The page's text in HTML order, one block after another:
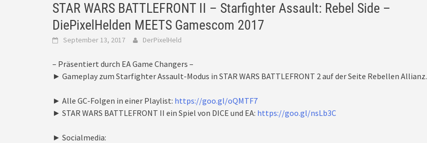
STAR WARS BATTLEFRONT II – Starfighter Assault: Rebel Side –
DiePixelHelden MEETS Gamescom 2017
September 13, 2017 DerPixelHeld
– Präsentiert durch EA Game Changers –
► Gameplay zum Starfighter Assault-Modus in STAR WARS BATTLEFRONT 2 auf der Seite Rebellen Allianz.
► Alle GC-Folgen in einer Playlist: https://goo.gl/oQMTF7
► STAR WARS BATTLEFRONT II ein Spiel von DICE und EA: https://goo.gl/nsLb3C
► Socialmedia: